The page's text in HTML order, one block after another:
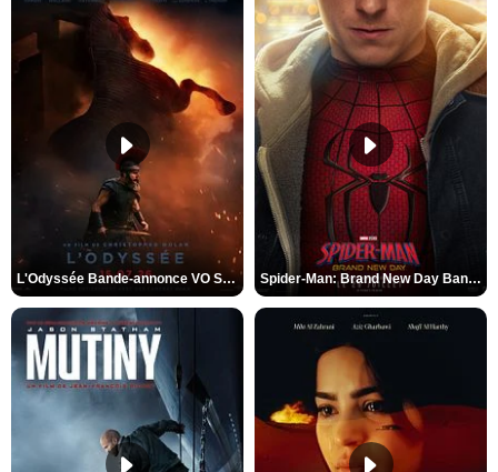
L'Odyssée Bande-annonce VO STFR Spider-Man: Brand New Day Bande-annonce VO STFR